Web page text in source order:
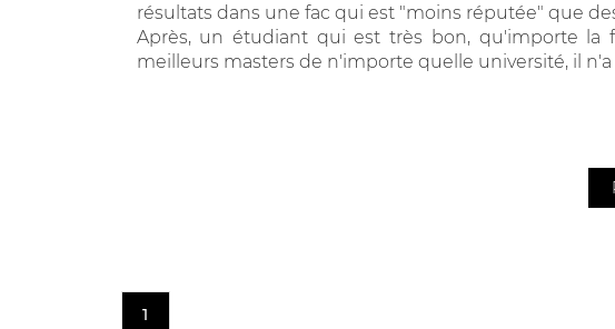
résultats dans une fac qui est "moins réputée" que
Après, un étudiant qui est très bon, qu'importe la
meilleurs masters de n'importe quelle université, il n'a
1